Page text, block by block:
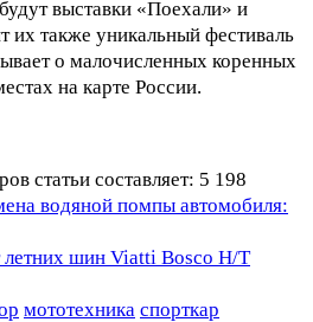
выставки «Поехали» и
их также уникальный фестиваль
о малочисленных коренных
на карте России.
статьи составляет: 5 198
водяной помпы автомобиля:
летних шин Viatti Bosco H/T
мототехника спорткар